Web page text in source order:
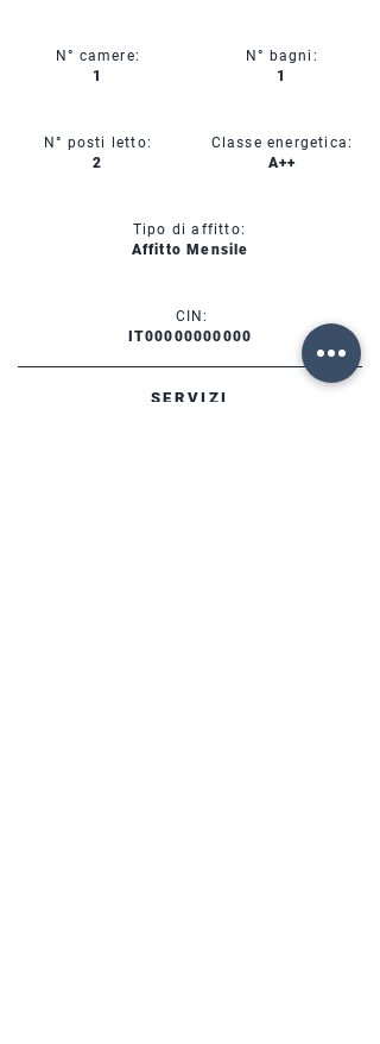
N° camere:
1
N° posti letto:
2
N° bagni:
1
Classe energetica:
A++
Tipo di affitto:
Affitto Mensile
CIN:
IT00000000000
SERVIZI